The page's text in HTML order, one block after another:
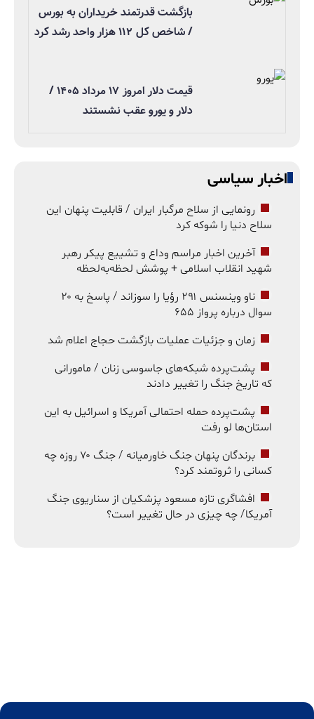
بازگشت قدرتمند خریداران به بورس
/ شاخص کل ۱۱۲ هزار واحد رشد کرد
قیمت دلار امروز ۱۷ مرداد ۱۴۰۵ /
دلار و یورو عقب نشستند
اخبار سیاسی
رونمایی از سلاح مرگبار ایران / قابلیت پنهان این
سلاح دنیا را شوکه کرد
آخرین اخبار مراسم وداع و تشییع پیکر رهبر
شهید انقلاب اسلامی + پوشش لحظه‌به‌لحظه
ناو وینسنس ۲۹۱ رؤیا را سوزاند / پاسخ به ۲۰
سوال درباره پرواز ۶۵۵
زمان و جزئیات عملیات بازگشت حجاج اعلام شد
پشت‌پرده شبکه‌های جاسوسی زنان / مامورانی
که تاریخ جنگ را تغییر دادند
پشت‌پرده حمله احتمالی آمریکا و اسرائیل به این
استان‌ها لو رفت
برندگان پنهان جنگ خاورمیانه / جنگ ۷۰ روزه چه
کسانی را ثروتمند کرد؟
افشاگری تازه مسعود پزشکیان از سناریوی جنگ
آمریکا/ چه چیزی در حال تغییر است؟